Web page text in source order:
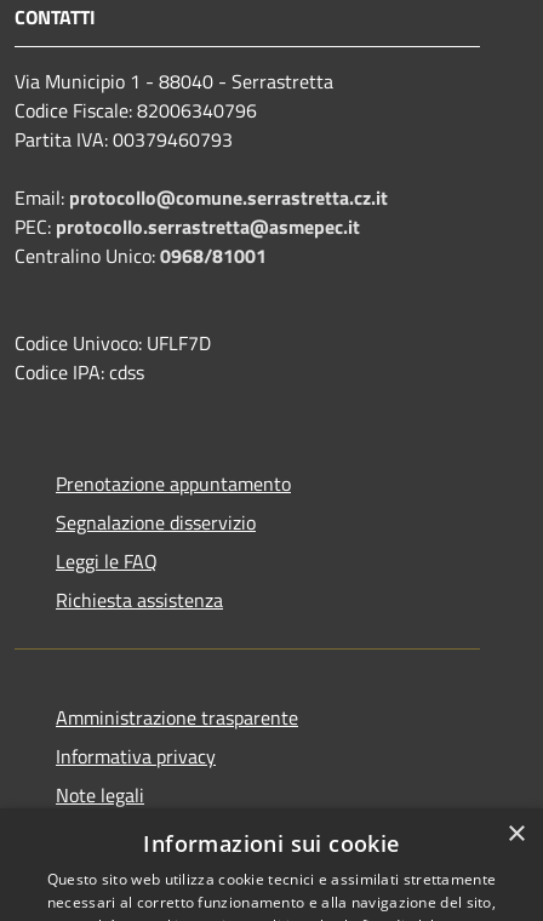
CONTATTI
Via Municipio 1 - 88040 - Serrastretta
Codice Fiscale: 82006340796
Partita IVA: 00379460793
Email: protocollo@comune.serrastretta.cz.it
PEC: protocollo.serrastretta@asmepec.it
Centralino Unico:0968/81001
Codice Univoco: UFLF7D
Codice IPA: cdss
Prenotazione appuntamento
Segnalazione disservizio
Leggi le FAQ
Richiesta assistenza
Amministrazione trasparente
Informativa privacy
Note legali
Dichiarazione di accessibilità
×
Informazioni sui cookie
Questo sito web utilizza cookie tecnici e assimilati strettamente
necessari al corretto funzionamento e alla navigazione del sito,